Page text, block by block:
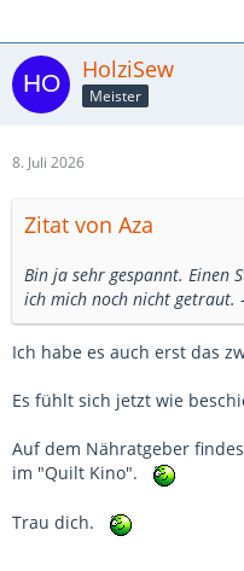
HolziSew
Meister
8. Juli 2026
Zitat von Aza
Bin ja sehr gespannt. Einen
ich mich noch nicht getraut.
Ich habe es auch erst das
Es fühlt sich jetzt wie
Auf dem Nähratgeber
im "Quilt Kino".
Trau dich.